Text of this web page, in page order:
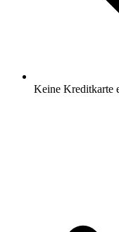
Keine Kreditkarte